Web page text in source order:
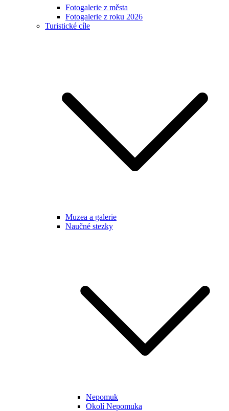
Fotogalerie z města
Fotogalerie z roku 2026
Turistické cíle
Muzea a galerie
Naučné stezky
Nepomuk
Okolí Nepomuka